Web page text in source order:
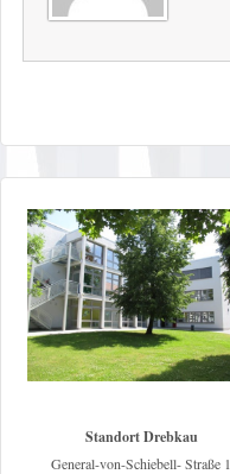
Standort Drebkau
General-von-Schiebell- Straße 1